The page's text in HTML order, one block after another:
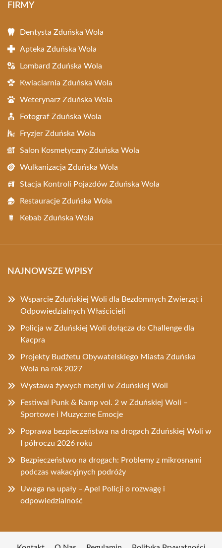
FIRMY
Dentysta Zduńska Wola
Apteka Zduńska Wola
Lombard Zduńska Wola
Kwiaciarnia Zduńska Wola
Weterynarz Zduńska Wola
Fotograf Zduńska Wola
Fryzjer Zduńska Wola
Salon Kosmetyczny Zduńska Wola
Wulkanizacja Zduńska Wola
Stacja Kontroli Pojazdów Zduńska Wola
Restauracje Zduńska Wola
Kebab Zduńska Wola
NAJNOWSZE WPISY
Wsparcie Zduńskiej Woli dla Bezdomnych Zwierząt i
Odpowiedzialnych Właścicieli
Policja w Zduńskiej Woli dołącza do Challenge dla
Kacpra
Projekty Budżetu Obywatelskiego Miasta Zduńska
Wola na rok 2027
Wystawa żywych motyli w Zduńskiej Woli
Festiwal Punk & Ramp vol. 2 w Zduńskiej Woli –
Sportowe i Muzyczne Emocje
Poprawa bezpieczeństwa na drogach Zduńskiej Woli w
I półroczu 2026 roku
Bezpieczeństwo na drogach: Problemy z mikrosnami
podczas wakacyjnych podróży
Uwaga na upały – Apel Policji o rozwagę i
odpowiedzialność